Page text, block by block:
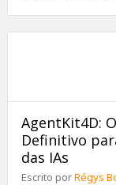
AgentKit4D:
Definitivo
das IAs
Escrito porRégys